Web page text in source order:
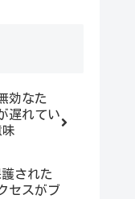
効なた
遅れてい
護された
セスがブ